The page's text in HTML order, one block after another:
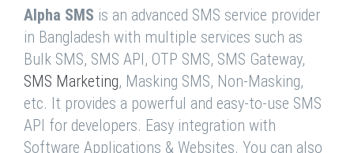
Alpha SMS is an advanced SMS service provider
in Bangladesh with multiple services such as
Bulk SMS, SMS API, OTP SMS, SMS Gateway,
SMS Marketing, Masking SMS, Non-Masking,
etc. It provides a powerful and easy-to-use SMS
API for developers. Easy integration with
Software Applications & Websites. You can also